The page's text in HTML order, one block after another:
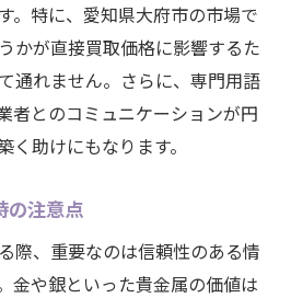
。特に、愛知県大府市の市場で
かが直接買取価格に影響するた
通れません。さらに、専門用語
者とのコミュニケーションが円
助けにもなります。
の注意点
際、重要なのは信頼性のある情
金や銀といった貴金属の価値は